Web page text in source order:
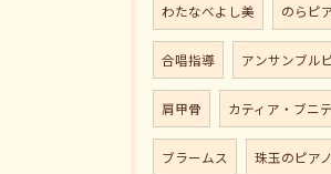
わたなべよし美 のらピ
合唱指導 アンサンブル
肩甲骨 カティア・ブニ
ブラームス 珠玉のピア